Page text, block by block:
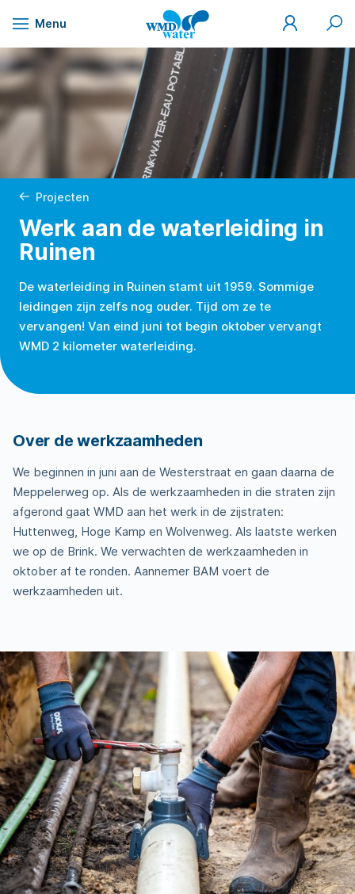
Naar
inhoud
Menu
WMD
Drinkwater
Mijn
WMD
Zoek
Werk aan de waterleiding in
Ruinen
Projecten
De waterleiding in Ruinen stamt uit 1959. Sommige
leidingen zijn zelfs nog ouder. Tijd om ze te
vervangen! Van eind juni tot begin oktober vervangt
WMD 2 kilometer waterleiding.
Over de werkzaamheden
We beginnen in juni aan de Westerstraat en gaan daarna de
Meppelerweg op. Als de werkzaamheden in die straten zijn
afgerond gaat WMD aan het werk in de zijstraten:
Huttenweg, Hoge Kamp en Wolvenweg. Als laatste werken
we op de Brink. We verwachten de werkzaamheden in
oktober af te ronden. Aannemer BAM voert de
werkzaamheden uit.